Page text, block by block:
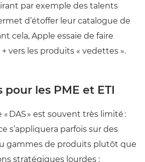
par exemple des talents
d’étoffer leur catalogue de
cela, Apple essaie de faire
+ vers les produits « vedettes ».
les PME et ETI
DAS » est souvent très limité :
s’appliquera parfois sur des
gammes de produits plutôt que
stratégiques lourdes ;